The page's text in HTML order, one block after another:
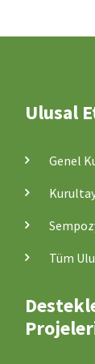
Ulusal
Genel
Tüm